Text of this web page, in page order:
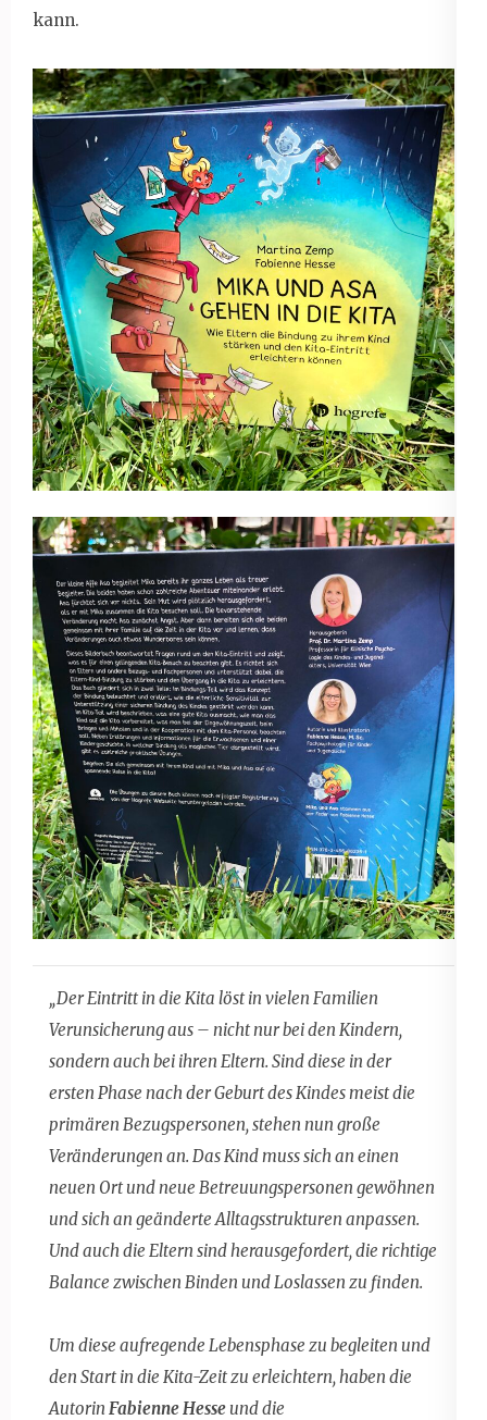
kann.
„Der Eintritt in die Kita löst in vielen Familien
Verunsicherung aus – nicht nur bei den Kindern,
sondern auch bei ihren Eltern. Sind diese in der
ersten Phase nach der Geburt des Kindes meist die
primären Bezugspersonen, stehen nun große
Veränderungen an. Das Kind muss sich an einen
neuen Ort und neue Betreuungspersonen gewöhnen
und sich an geänderte Alltagsstrukturen anpassen.
Und auch die Eltern sind herausgefordert, die richtige
Balance zwischen Binden und Loslassen zu finden.
Um diese aufregende Lebensphase zu begleiten und
den Start in die Kita-Zeit zu erleichtern, haben die
Autorin Fabienne Hesse und die